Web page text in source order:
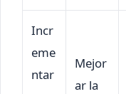
Incr
eme
ntar
Mejor
ar la